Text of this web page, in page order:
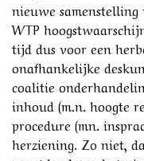
nieuwe samenstelling
WTP
tijd dus voor een
onafhankelijke
coalitie
inhoud (m.n. hoogte
procedure (mn.
herziening. Zo niet,